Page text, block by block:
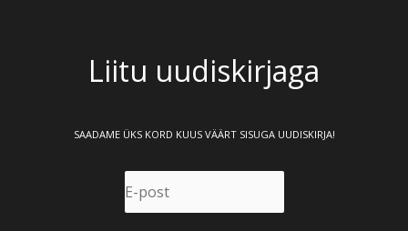
Liitu uudiskirjaga
SAADAME ÜKS KORD KUUS VÄÄRT SISUGA UUDISKIRJA!